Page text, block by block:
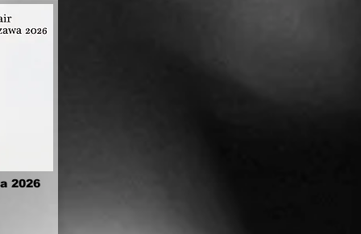
2026